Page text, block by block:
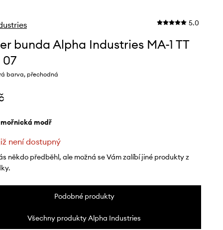
5.0
bunda Alpha Industries MA-1 TT
07
barva, přechodná
modř
není dostupný
někdo předběhl, ale možná se Vám zalíbí jiné produkty z
Podobné produkty
Všechny produkty Alpha Industries